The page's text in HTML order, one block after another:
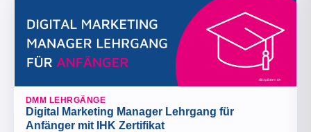
DMM LEHRGÄNGE
Digital Marketing Manager Lehrgang für
Anfänger mit IHK Zertifikat